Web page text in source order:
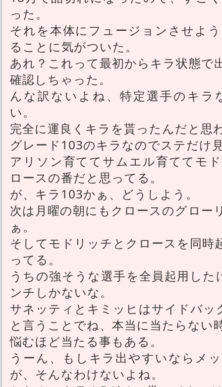
った。
それを本体にフュージョンさせよ
ることに気がついた。
あれ？これって最初からキラ状態で
確認しちゃった。
んな訳ないよね、特定選手のキ
い。
完全に運良くキラを貰ったんだと思
グレード103のキラなのでステだけ
アリソン育ててサムエル育ててモ
ロースの番だと思ってる。
が、キラ103かぁ、どうしよう。
次は月曜の朝にもクロースのグロー
ぁ。
そしてモドリッチとクロースを同時
ってる。
うちの強そうな選手を全員起用し
ンチしかないな。
サネッティとキミッヒはサイドバッ
と言うことでね、本当に当たらない
悩むほど当たる事もある。
うーん、もしキラ出やすいならメ
が、そんなわけないよね。